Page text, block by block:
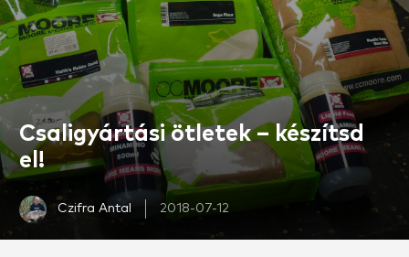
Csaligyártási ötletek – készítsd
el!
Czifra Antal 2018-07-12